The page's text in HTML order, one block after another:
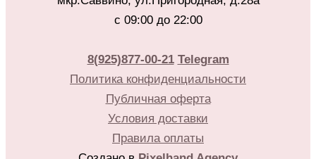
с 09:00 до 22:00
8(925)877-00-21 Telegram
Политика конфиденциальности
Публичная оферта
Условия доставки
Правила оплаты